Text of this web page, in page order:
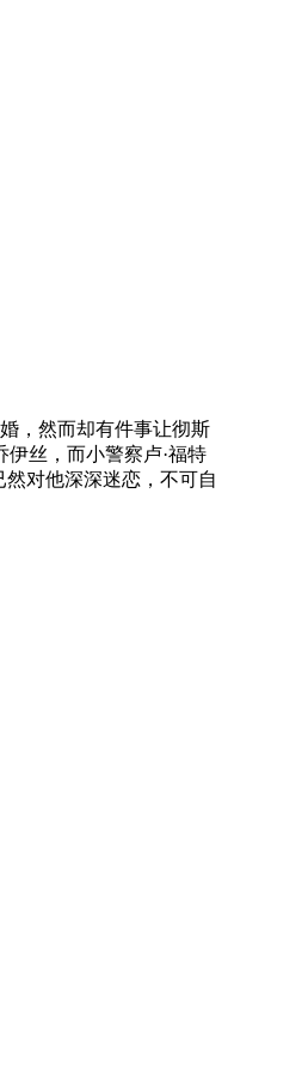
，然而却有件事让彻斯
伊丝，而小警察卢·福特
然对他深深迷恋，不可自